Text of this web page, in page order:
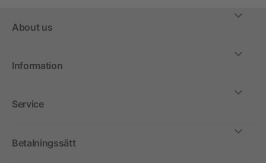
About us
Information
Service
Betalningssätt